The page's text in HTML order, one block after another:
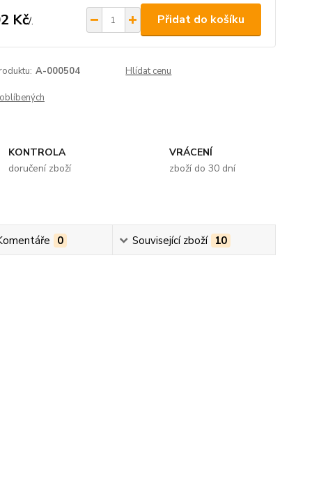
Kč/. Přidat do košíku
A-000504 Hlídat cenu
KONTROLA
doručení zboží
VRÁCENÍ
zboží do 30 dní
0 Související zboží 10